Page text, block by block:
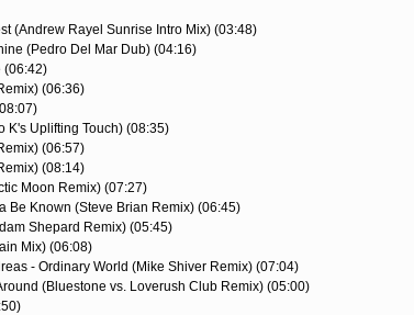
(Andrew Rayel Sunrise Intro Mix) (03:48)
(Pedro Del Mar Dub) (04:16)
(06:42)
(06:36)
K's Uplifting Touch) (08:35)
(06:57)
(08:14)
Moon Remix) (07:27)
Be Known (Steve Brian Remix) (06:45)
Shepard Remix) (05:45)
Mix) (06:08)
- Ordinary World (Mike Shiver Remix) (07:04)
(Bluestone vs. Loverush Club Remix) (05:00)